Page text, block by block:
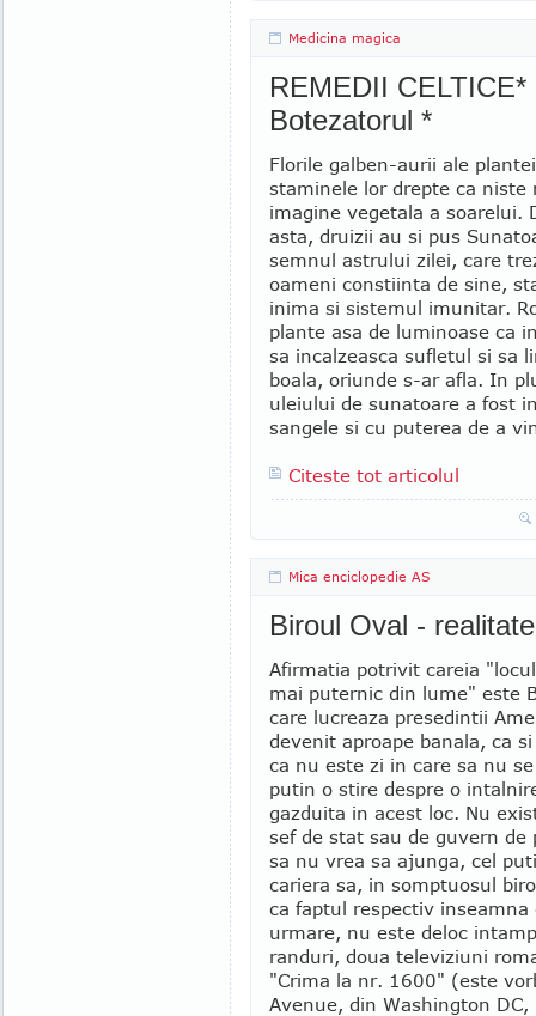
Medicina magica
REMEDII
Botezatorul *
Florile galben-aurii ale
staminele lor drepte ca niste
imagine vegetala a soarelui.
asta, druizii au si pus
semnul astrului zilei, care
oameni constiinta de sine,
inima si sistemul imunitar.
plante asa de luminoase ca
sa incalzeasca sufletul si sa
boala, oriunde s-ar afla. In
uleiului de sunatoare a fost
sangele si cu puterea de a
Citeste tot articolul
Mica enciclopedie AS
Biroul Oval -
Afirmatia potrivit careia
mai puternic din lume" este
care lucreaza presedintii
devenit aproape banala, ca
ca nu este zi in care sa nu
putin o stire despre o
gazduita in acest loc. Nu
sef de stat sau de guvern de
sa nu vrea sa ajunga, cel
cariera sa, in somptuosul
ca faptul respectiv
urmare, nu este deloc
randuri, doua televiziuni
"Crima la nr. 1600" (este
Avenue, din Washington